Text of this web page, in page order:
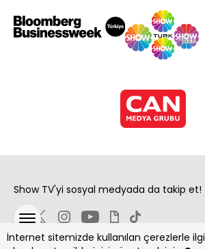
İnternet sitemizde kullanılan çerezlerle
Show TV'yi sosyal medyada da takip et!